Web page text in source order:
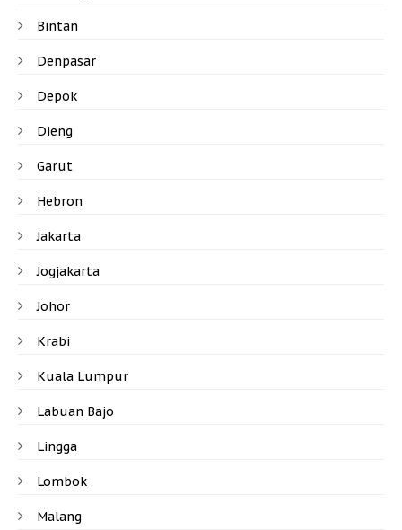
Bintan
Denpasar
Depok
Dieng
Garut
Hebron
Jakarta
Jogjakarta
Johor
Krabi
Kuala Lumpur
Labuan Bajo
Lingga
Lombok
Malang